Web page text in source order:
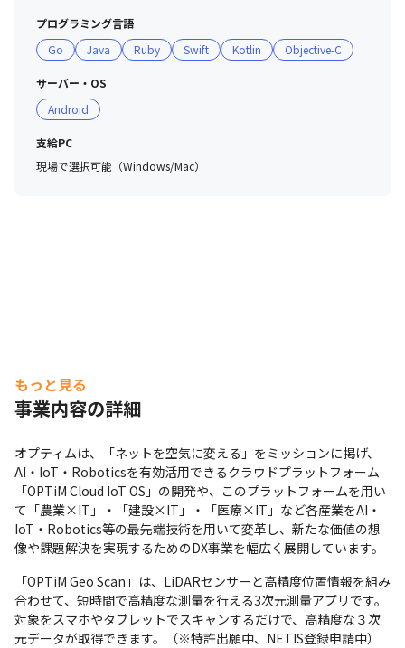
エンジニアの1日の流れをご紹介。
プログラミング言語
Go
Java Ruby Swift Kotlin Objective-C
サーバー・OS
Android
支給PC
現場で選択可能（Windows/Mac）
もっと見る
事業内容の詳細
オプティムは、「ネットを空気に変える」をミッションに掲げ、
AI・IoT・Roboticsを有効活用できるクラウドプラットフォーム
「OPTiM Cloud IoT OS」の開発や、このプラットフォームを用い
て「農業×IT」・「建設×IT」・「医療×IT」など各産業をAI・
IoT・Robotics等の最先端技術を用いて変革し、新たな価値の想
像や課題解決を実現するためのDX事業を幅広く展開しています。
「OPTiM Geo Scan」は、LiDARセンサーと高精度位置情報を組み
合わせて、短時間で高精度な測量を行える3次元測量アプリです。
対象をスマホやタブレットでスキャンするだけで、高精度な３次
元データが取得できます。（※特許出願中、NETIS登録申請中）